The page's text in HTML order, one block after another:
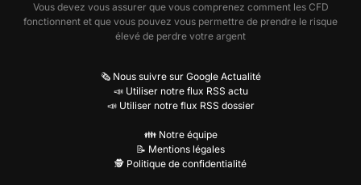
Vous devez vous assurer que vous comprenez comment les CFD
fonctionnent et que vous pouvez vous permettre de prendre le risque
élevé de perdre votre argent
🗞️ Nous suivre sur Google Actualité
📣 Utiliser notre flux RSS actu
📣 Utiliser notre flux RSS dossier
👪 Notre équipe
📝 Mentions légales
🕵️ Politique de confidentialité